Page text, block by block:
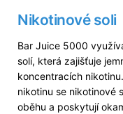
Nikotinové soli
Bar Juice 5000
solí, která zajišťuje
koncentracích
nikotinu se nikotinové
oběhu a poskytují